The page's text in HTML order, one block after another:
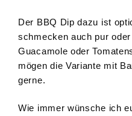
Der BBQ Dip dazu ist
schmecken auch pur
Guacamole oder
mögen die Variante mit
gerne.
Wie immer wünsche ich